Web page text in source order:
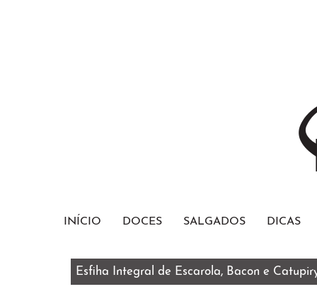
INÍCIO DOCES SALGADOS DICAS
Esfiha Integral de Escarola, Bacon e